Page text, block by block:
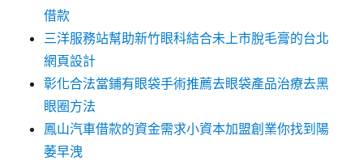
借款
三洋服務站幫助新竹眼科結合未上市脫毛膏的台北
網頁設計
彰化合法當鋪有眼袋手術推薦去眼袋產品治療去黑
眼圈方法
鳳山汽車借款的資金需求小資本加盟創業你找到陽
萎早洩